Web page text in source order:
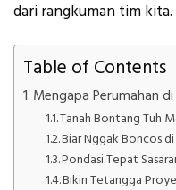
dari rangkuman tim
Table of Contents
Mengapa Perumahan
Tanah Bontang Tuh
Biar Nggak Boncos
Pondasi Tepat
Bikin Tetangga